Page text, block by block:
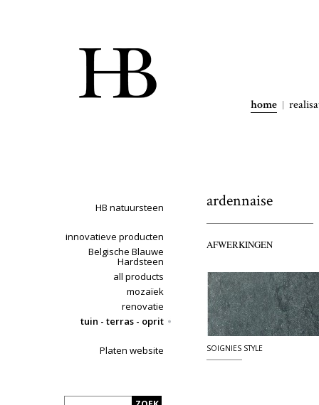
home
HB natuursteen
innovatieve producten
Belgische Blauwe
Hardsteen
all products
mozaïek
renovatie
tuin - terras - oprit
Platen website
ardennaise
AFWERKINGEN
SOIGNIES STYLE